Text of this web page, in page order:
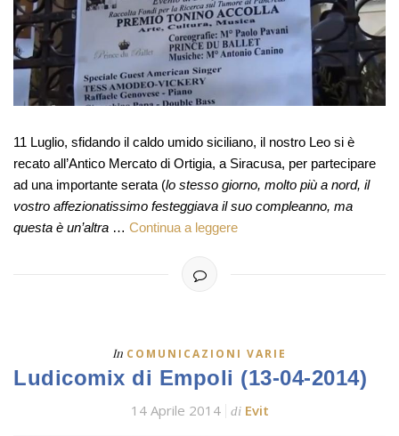
11 Luglio, sfidando il caldo umido siciliano, il nostro Leo si è
recato all’Antico Mercato di Ortigia, a Siracusa, per partecipare
ad una importante serata (lo stesso giorno, molto più a nord, il
vostro affezionatissimo festeggiava il suo compleanno, ma
questa è un’altra … Continua a leggere
In COMUNICAZIONI VARIE
Ludicomix di Empoli (13-04-2014)
14 Aprile 2014 di Evit